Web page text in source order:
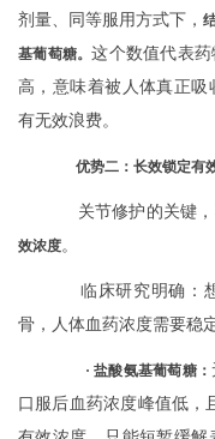
剂量、同等服用方式下，
基葡萄糖。这个数值代表
高，意味着被人体真正
有无效浪费。
优势二：长效锁定有
关节修护的关键
效浓度。
临床研究明确：
骨，人体血药浓度需要稳
· 盐酸氨基葡萄糖：
口服后血药浓度峰值低，